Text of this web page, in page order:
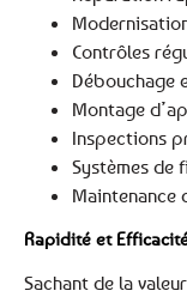
Contrôles
Débouchage
Montage
Inspections
Systèmes de
Maintenance
Rapidité et
Sachant de la